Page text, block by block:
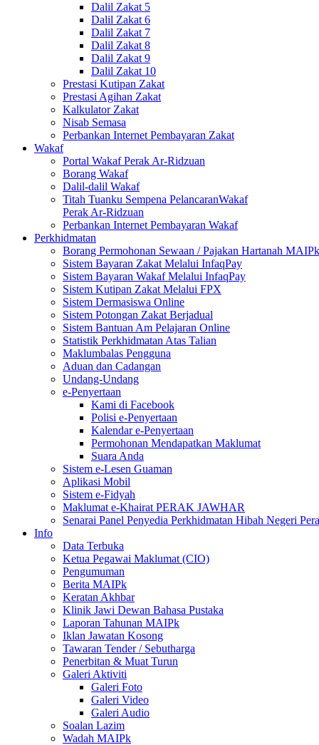
Dalil Zakat 5
Dalil Zakat 6
Dalil Zakat 7
Dalil Zakat 8
Dalil Zakat 9
Dalil Zakat 10
Prestasi Kutipan Zakat
Prestasi Agihan Zakat
Kalkulator Zakat
Nisab Semasa
Perbankan Internet Pembayaran Zakat
Wakaf
Portal Wakaf Perak Ar-Ridzuan
Borang Wakaf
Dalil-dalil Wakaf
Titah Tuanku Sempena PelancaranWakaf
Perak Ar-Ridzuan
Perbankan Internet Pembayaran Wakaf
Perkhidmatan
Borang Permohonan Sewaan / Pajakan Hartanah MAIPk
Sistem Bayaran Zakat Melalui InfaqPay
Sistem Bayaran Wakaf Melalui InfaqPay
Sistem Kutipan Zakat Melalui FPX
Sistem Dermasiswa Online
Sistem Potongan Zakat Berjadual
Sistem Bantuan Am Pelajaran Online
Statistik Perkhidmatan Atas Talian
Maklumbalas Pengguna
Aduan dan Cadangan
Undang-Undang
e-Penyertaan
Kami di Facebook
Polisi e-Penyertaan
Kalendar e-Penyertaan
Permohonan Mendapatkan Maklumat
Suara Anda
Sistem e-Lesen Guaman
Aplikasi Mobil
Sistem e-Fidyah
Maklumat e-Khairat PERAK JAWHAR
Senarai Panel Penyedia Perkhidmatan Hibah Negeri
Info
Data Terbuka
Ketua Pegawai Maklumat (CIO)
Pengumuman
Berita MAIPk
Keratan Akhbar
Klinik Jawi Dewan Bahasa Pustaka
Laporan Tahunan MAIPk
Iklan Jawatan Kosong
Tawaran Tender / Sebutharga
Penerbitan & Muat Turun
Galeri Aktiviti
Galeri Foto
Galeri Video
Galeri Audio
Soalan Lazim
Wadah MAIPk